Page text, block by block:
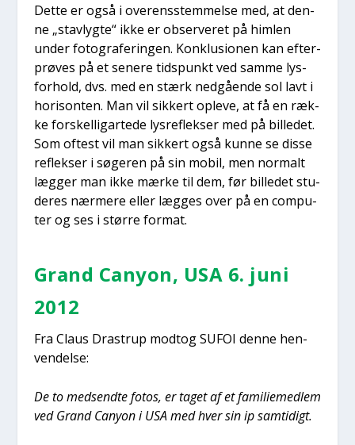
Det­te er også i over­ens­stem­mel­se med, at den­
ne „stavlyg­te“ ikke er obser­ve­ret på him­len
under foto­gra­fe­rin­gen. Kon­klu­sio­nen kan efter­
prø­ves på et sene­re tids­punkt ved sam­me lys­
for­hold, dvs. med en stærk ned­gå­en­de sol lavt i
hori­son­ten. Man vil sik­kert ople­ve, at få en ræk­
ke for­skel­lig­ar­te­de lys­re­flek­ser med på bil­le­det.
Som oftest vil man sik­kert også kun­ne se dis­se
reflek­ser i søge­ren på sin mobil, men nor­malt
læg­ger man ikke mær­ke til dem, før bil­le­det stu­
de­res nær­me­re eller læg­ges over på en com­pu­
ter og ses i stør­re for­mat.
Grand Cany­on, USA 6. juni
2012
Fra Claus Dra­strup modt­og SUFOI den­ne hen­
ven­del­se:
De to med­send­te fotos, er taget af et fami­lie­med­lem
ved Grand Cany­on i USA med hver sin ip sam­ti­digt.